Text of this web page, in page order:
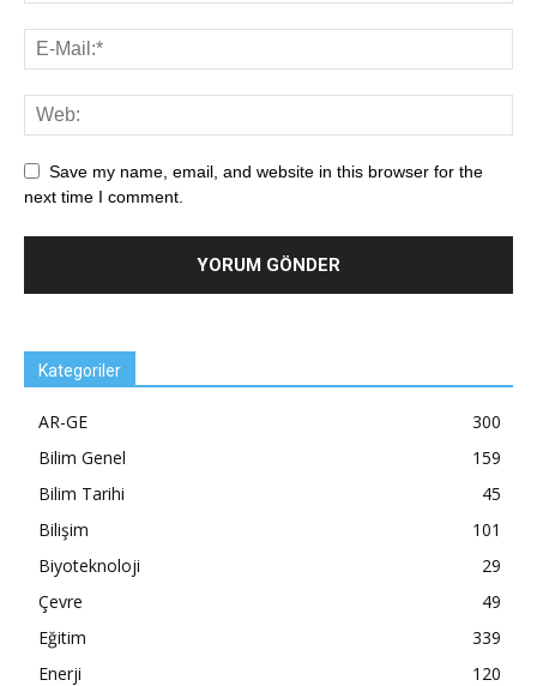
Save my name, email, and website in this browser for the
next time I comment.
Kategoriler
AR-GE
300
Bilim Genel
159
Bilim Tarihi
45
Bilişim
101
Biyoteknoloji
29
Çevre
49
Eğitim
339
Enerji
120